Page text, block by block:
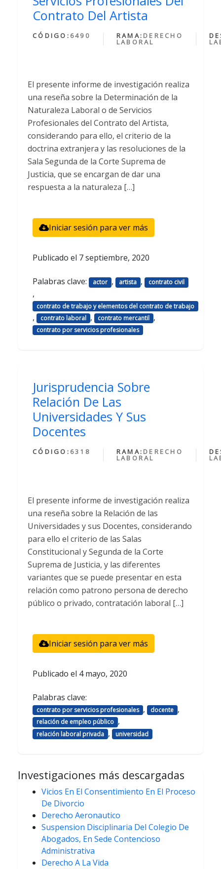
Contrato Del Artista
CÓDIGO: 6490 RAMA: DERECHO
LABORAL
El presente informe de investigación realiza
una reseña sobre la Determinación de la
Naturaleza Laboral o de Servicios
Profesionales del Contrato del Artista,
considerando para ello, el criterio de la
doctrina extranjera y las resoluciones de la
Sala Segunda de la Corte Suprema de
Justicia, que se encargan de dar una
respuesta a la naturaleza […]
Iniciar sesión para ver más
Publicado el 7 septiembre, 2020
Palabras clave: actor , artista , contrato civil
,
contrato de trabajo y elementos del contrato de trabajo
, contrato laboral , contrato mercantil ,
contrato por servicios profesionales
Jurisprudencia Sobre
Relación De Las
Universidades Y Sus
Docentes
CÓDIGO: 6318 RAMA: DERECHO
LABORAL
El presente informe de investigación realiza
una reseña sobre la Relación de las
Universidades y sus Docentes, considerando
para ello el criterio de las Salas
Constitucional y Segunda de la Corte
Suprema de Justicia, y las diferentes
variantes que se puede presentar en esta
relación como patrono persona de derecho
público o privado, contratación laboral […]
Iniciar sesión para ver más
Publicado el 4 mayo, 2020
Palabras clave:
contrato por servicios profesionales , docente ,
relación de empleo público ,
relación laboral privada , universidad
Investigaciones más descargadas
Vicios En El Consentimiento En El Proceso
De Divorcio
Derecho Aeronautico
Suspension Disciplinaria Del Colegio De
Abogados, En Sede Contencioso
Administrativa
Derecho A La Vida